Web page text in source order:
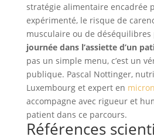
stratégie alimentaire encadrée
expérimenté, le risque de
musculaire ou de déséquilibres
journée dans l’assiette d’un
pas un simple menu, c’est un
publique. Pascal Nottinger,
Luxembourg et expert en
accompagne avec rigueur et
patient dans ce parcours.
Références